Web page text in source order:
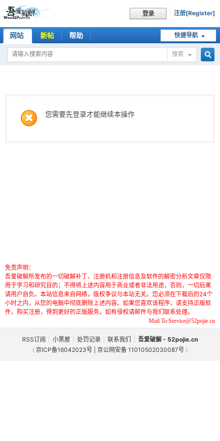
登录 注册[Register]
快捷导航
网站 新帖 帮助
搜索
您需要先登录才能继续本操作
免责声明：
吾爱破解所发布的一切破解补丁、注册机和注册信息及软件的解密分析文章仅限
用于学习和研究目的；不得将上述内容用于商业或者非法用途，否则，一切后果
请用户自负。本站信息来自网络，版权争议与本站无关。您必须在下载后的24个
小时之内，从您的电脑中彻底删除上述内容。如果您喜欢该程序，请支持正版软
件，购买注册，得到更好的正版服务。如有侵权请邮件与我们联系处理。
Mail To:Service@52pojie.cn
RSS订阅 小黑屋 处罚记录 联系我们
吾爱破解 - 52pojie.cn
( 京ICP备16042023号 | 京公网安备 11010502030087号 )